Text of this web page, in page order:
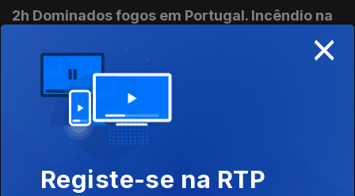
2h Dominados fogos em Portugal. Incêndio na
10 ago. 2026
01h Marco Silva sobre o empate: Benfica não
foi eficaz
×
Registe-se na RTP